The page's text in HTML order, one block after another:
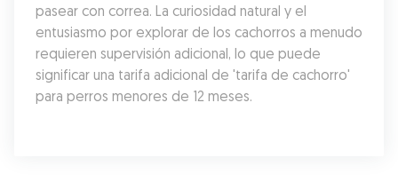
pasear con correa. La curiosidad natural y el
entusiasmo por explorar de los cachorros a menudo
requieren supervisión adicional, lo que puede
significar una tarifa adicional de 'tarifa de cachorro'
para perros menores de 12 meses.